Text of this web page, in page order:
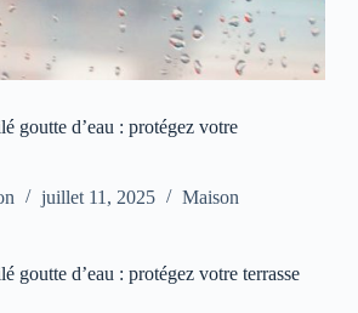
goutte d’eau : protégez votre
juillet 11, 2025 Maison
goutte d’eau : protégez votre terrasse